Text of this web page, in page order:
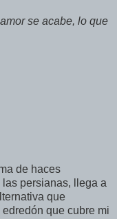
se acabe, lo que
de haces
persianas, llega a
que
que cubre mi